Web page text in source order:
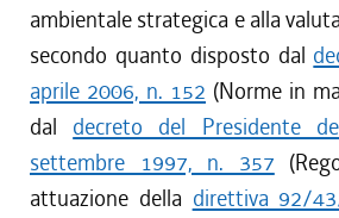
ambientale strategica e alla
secondo quanto disposto dal
aprile 2006, n. 152 (Norme in
dal decreto del Presidente
settembre 1997, n. 357
attuazione della direttiva 92/